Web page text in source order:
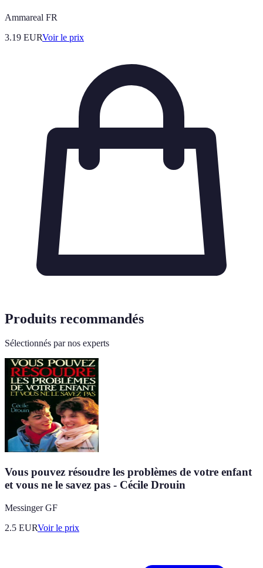
Ammareal FR
3.19 EURVoir le prix
Produits recommandés
Sélectionnés par nos experts
Vous pouvez résoudre les problèmes de votre enfant
et vous ne le savez pas - Cécile Drouin
Messinger GF
2.5 EURVoir le prix